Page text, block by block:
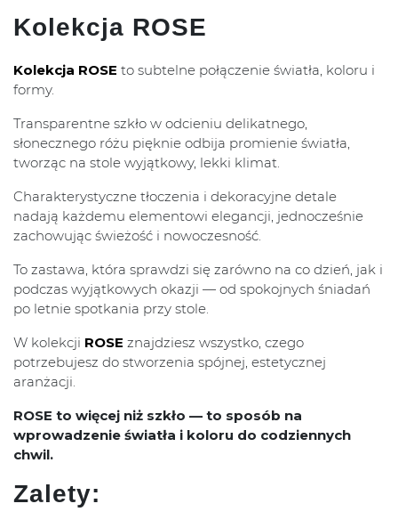
Kolekcja ROSE
Kolekcja ROSE to subtelne połączenie światła, koloru i
formy.
Transparentne szkło w odcieniu delikatnego,
słonecznego różu pięknie odbija promienie światła,
tworząc na stole wyjątkowy, lekki klimat.
Charakterystyczne tłoczenia i dekoracyjne detale
nadają każdemu elementowi elegancji, jednocześnie
zachowując świeżość i nowoczesność.
To zastawa, która sprawdzi się zarówno na co dzień, jak i
podczas wyjątkowych okazji — od spokojnych śniadań
po letnie spotkania przy stole.
W kolekcji ROSE znajdziesz wszystko, czego
potrzebujesz do stworzenia spójnej, estetycznej
aranżacji.
ROSE to więcej niż szkło — to sposób na
wprowadzenie światła i koloru do codziennych
chwil.
Zalety: